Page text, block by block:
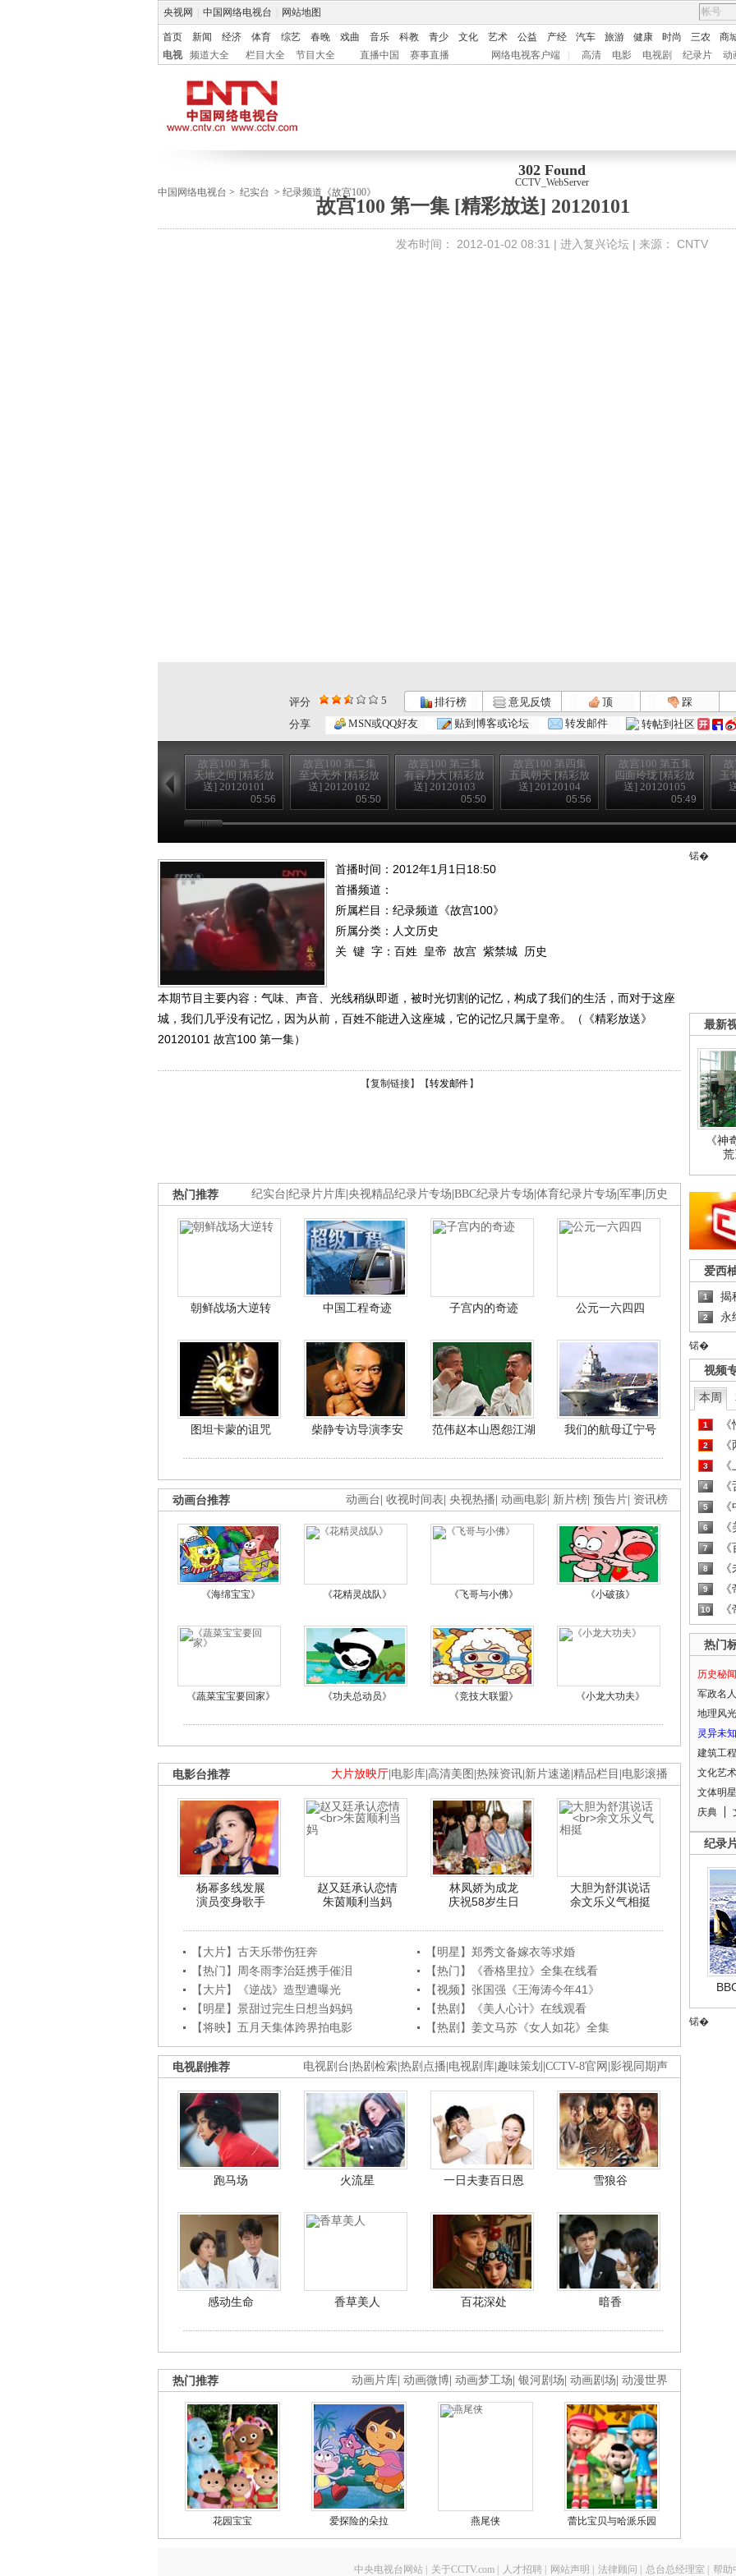
央视网 中国网络电视台 网站地图
首页 新闻 经济 体育 综艺 春晚 戏曲 音乐 科教 青少 文化 艺术 公益 产经 汽车 旅游 健康 时尚 三农
商
电视
频道大全 栏目大全 节目大全 直播中国 赛事直播 网络电视客户端 高清 电影 电视剧 纪录片 动
302 Found
CCTV_WebServer
中国网络电视台 > 纪实台 > 纪录频道《故宫100》
故宫100 第一集 [精彩放送] 20120101
发布时间： 2012-01-02 08:31 | 进入复兴论坛 | 来源： CNTV
评分 5 排行榜 意见反馈 顶
踩
分享
MSN或QQ好友 贴到博客或论坛 转发邮件 转帖到社区
故宫100 第一集
天地之间 [精彩放
送] 20120101
05:56
故宫100 第二集
至大无外 [精彩放
送] 20120102
05:50
故宫100 第三集
有容乃大 [精彩放
送] 20120103
05:50
故宫100 第四集
五凤朝天 [精彩放
送] 20120104
05:56
故宫100 第五集
四面玲珑 [精彩放
送] 20120105
05:49
玉
首播时间：2012年1月1日18:50
首播频道：
所属栏目： 纪录频道《故宫100》
所属分类：人文历史
关 键 字： 百姓 皇帝 故宫 紫禁城 历史
本期节目主要内容：气味、声音、光线稍纵即逝，被时光切割的记忆，构成了我们的生活，而对于这座
城，我们几乎没有记忆，因为从前，百姓不能进入这座城，它的记忆只属于皇帝。（《精彩放送》
20120101 故宫100 第一集）
【复制链接】【转发邮件 】
纪实台 纪录片片库 央视精品纪录片专场 BBC纪录片专场 体育纪录片专场 军事 历史
热门推荐
朝鲜战场大逆转 中国工程奇迹 子宫内的奇迹 公元一六四四
图坦卡蒙的诅咒 柴静专访导演李安 范伟赵本山恩怨江湖 我们的航母辽宁号
动画台 收视时间表 央视热播 动画电影 新片榜 预告片 资讯榜
动画台推荐
《海绵宝宝》 《花精灵战队》 《飞哥与小佛》 《小破孩》
《蔬菜宝宝要回家》 《功夫总动员》 《竞技大联盟》 《小龙大功夫》
大片放映厅 电影库 高清美图 热辣资讯 新片速递 精品栏目 电影滚播
电影台推荐
杨幂多线发展
演员变身歌手
赵又廷承认恋情
朱茵顺利当妈
林凤娇为成龙
庆祝58岁生日
大胆为舒淇说话
余文乐义气相挺
【大片】古天乐带伤狂奔
【明星】郑秀文备嫁衣等求婚
【热门】周冬雨李治廷携手催泪
【热门】《香格里拉》全集在线看
【大片】《逆战》造型遭曝光
【视频】张国强《王海涛今年41》
【明星】景甜过完生日想当妈妈
【热剧】《美人心计》在线观看
【将映】五月天集体跨界拍电影
【热剧】姜文马苏《女人如花》全集
电视剧台 热剧检索 热剧点播 电视剧库 趣味策划 CCTV-8官网 影视同期声
电视剧推荐
跑马场 火流星 一日夫妻百日恩 雪狼谷
感动生命 香草美人 百花深处 暗香
动画片库 动画微博 动画梦工场 银河剧场 动画剧场 动漫世界
热门推荐
花园宝宝 爱探险的朵拉 燕尾侠 蕾比宝贝与哈派乐园
锘�
最新
《神
爱西
1 揭
2 永
锘�
视频
本周
1
2
3
4
5
6
7
8
9
10
热门
历史秘闻
军政名人
地理风光
灵异未知
建筑工程
文化艺术
文体明星
庆典
纪录
锘�
中央电视台网站 关于CCTV.com 人才招聘 网站声明 法律顾问 总台总经理室 帮助